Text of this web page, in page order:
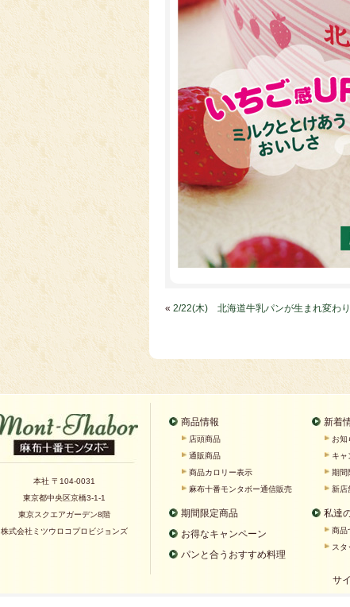
« 2/22(木) 北海道牛乳パンが生まれ変わり
本社 〒104-0031
東京都中央区京橋3-1-1
東京スクエアガーデン8階
株式会社ミツウロコプロビジョンズ
商品情報
店頭商品
通販商品
商品カロリー表示
麻布十番モンタボー通信販売
期間限定商品
お得なキャンペーン
パンと合うおすすめ料理
新着
お知
キャ
期間
新店
私達
商品
スタ
サ